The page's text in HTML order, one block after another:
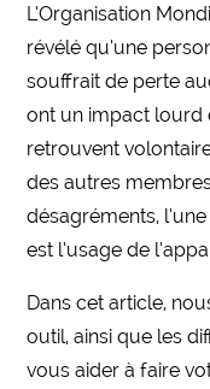
L’Organisation
révélé qu’une
souffrait de perte
ont un impact lourd
retrouvent
des autres
désagréments,
est l’usage de
Dans cet article,
outil, ainsi que les
vous aider à faire